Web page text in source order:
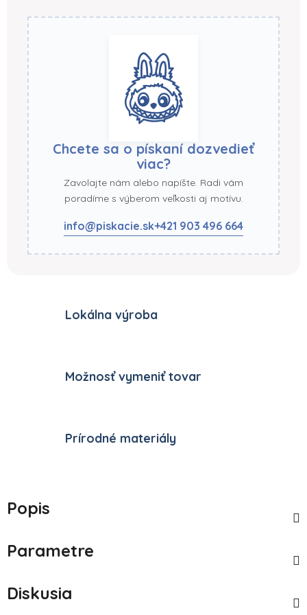
Chcete sa o pískaní dozvedieť
viac?
Zavolajte nám alebo napíšte. Radi vám
poradíme s výberom veľkosti aj motívu.
info@piskacie.sk+421 903 496 664
Lokálna výroba
Možnosť vymeniť tovar
Prírodné materiály
Popis
Parametre
Diskusia